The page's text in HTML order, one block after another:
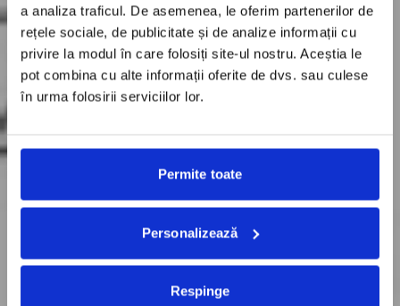
a analiza traficul. De asemenea, le oferim partenerilor de
rețele sociale, de publicitate și de analize informații cu
privire la modul în care folosiți site-ul nostru. Aceștia le
pot combina cu alte informații oferite de dvs. sau culese
în urma folosirii serviciilor lor.
Permite toate
Personalizează
Respinge